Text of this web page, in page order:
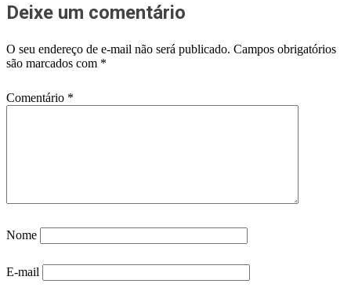
Deixe um comentário
O seu endereço de e-mail não será publicado. Campos obrigatórios
são marcados com *
Comentário *
Nome
E-mail